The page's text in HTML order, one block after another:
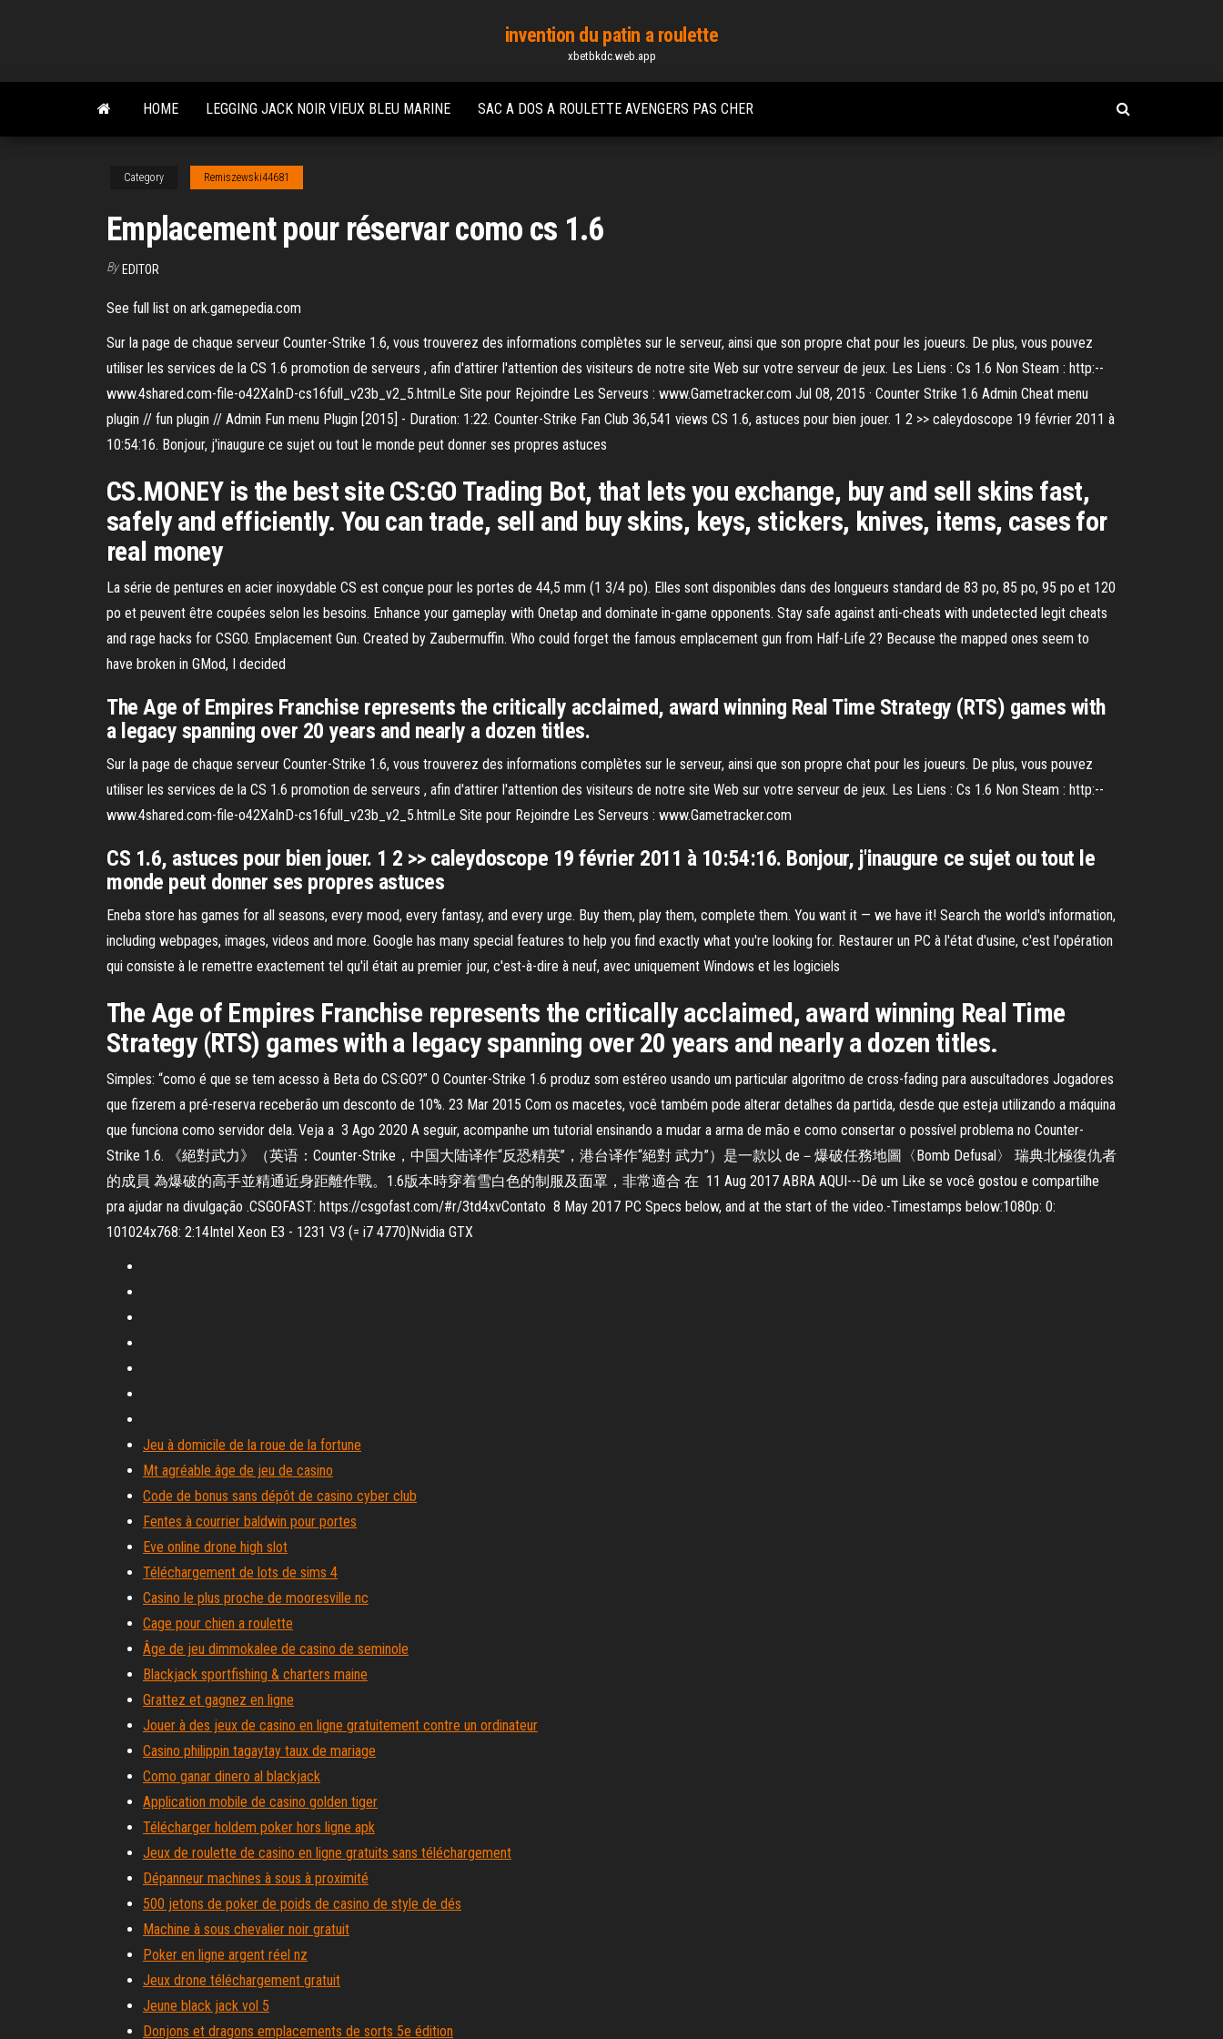
content
invention du patin a roulette
xbetbkdc.web.app
HOME LEGGING JACK NOIR VIEUX BLEU MARINE SAC A DOS A ROULETTE AVENGERS PAS CHER
Category Remiszewski44681
Emplacement pour réservar como cs 1.6
By EDITOR
See full list on ark.gamepedia.com
Sur la page de chaque serveur Counter-Strike 1.6, vous trouverez des informations complètes sur le serveur, ainsi que son propre chat pour les joueurs. De plus, vous pouvez
utiliser les services de la CS 1.6 promotion de serveurs , afin d'attirer l'attention des visiteurs de notre site Web sur votre serveur de jeux. Les Liens : Cs 1.6 Non Steam : http:--
www.4shared.com-file-o42XaInD-cs16full_v23b_v2_5.htmlLe Site pour Rejoindre Les Serveurs : www.Gametracker.com Jul 08, 2015 · Counter Strike 1.6 Admin Cheat menu
plugin // fun plugin // Admin Fun menu Plugin [2015] - Duration: 1:22. Counter-Strike Fan Club 36,541 views CS 1.6, astuces pour bien jouer. 1 2 >> caleydoscope 19 février 2011 à
10:54:16. Bonjour, j'inaugure ce sujet ou tout le monde peut donner ses propres astuces
CS.MONEY is the best site CS:GO Trading Bot, that lets you exchange, buy and sell skins fast,
safely and efficiently. You can trade, sell and buy skins, keys, stiсkers, knives, items, cases for
real money
La série de pentures en acier inoxydable CS est conçue pour les portes de 44,5 mm (1 3/4 po). Elles sont disponibles dans des longueurs standard de 83 po, 85 po, 95 po et 120
po et peuvent être coupées selon les besoins. Enhance your gameplay with Onetap and dominate in-game opponents. Stay safe against anti-cheats with undetected legit cheats
and rage hacks for CSGO. Emplacement Gun. Created by Zaubermuffin. Who could forget the famous emplacement gun from Half-Life 2? Because the mapped ones seem to
have broken in GMod, I decided
The Age of Empires Franchise represents the critically acclaimed, award winning Real Time Strategy (RTS) games with
a legacy spanning over 20 years and nearly a dozen titles.
Sur la page de chaque serveur Counter-Strike 1.6, vous trouverez des informations complètes sur le serveur, ainsi que son propre chat pour les joueurs. De plus, vous pouvez
utiliser les services de la CS 1.6 promotion de serveurs , afin d'attirer l'attention des visiteurs de notre site Web sur votre serveur de jeux. Les Liens : Cs 1.6 Non Steam : http:--
www.4shared.com-file-o42XaInD-cs16full_v23b_v2_5.htmlLe Site pour Rejoindre Les Serveurs : www.Gametracker.com
CS 1.6, astuces pour bien jouer. 1 2 >> caleydoscope 19 février 2011 à 10:54:16. Bonjour, j'inaugure ce sujet ou tout le
monde peut donner ses propres astuces
Eneba store has games for all seasons, every mood, every fantasy, and every urge. Buy them, play them, complete them. You want it — we have it! Search the world's information,
including webpages, images, videos and more. Google has many special features to help you find exactly what you're looking for. Restaurer un PC à l'état d'usine, c'est l'opération
qui consiste à le remettre exactement tel qu'il était au premier jour, c'est-à-dire à neuf, avec uniquement Windows et les logiciels
The Age of Empires Franchise represents the critically acclaimed, award winning Real Time
Strategy (RTS) games with a legacy spanning over 20 years and nearly a dozen titles.
Simples: “como é que se tem acesso à Beta do CS:GO?” O Counter-Strike 1.6 produz som estéreo usando um particular algoritmo de cross-fading para auscultadores Jogadores
que fizerem a pré-reserva receberão um desconto de 10%. 23 Mar 2015 Com os macetes, você também pode alterar detalhes da partida, desde que esteja utilizando a máquina
que funciona como servidor dela. Veja a 3 Ago 2020 A seguir, acompanhe um tutorial ensinando a mudar a arma de mão e como consertar o possível problema no Counter-
Strike 1.6. 《絕對武力》（英语：Counter-Strike，中国大陆译作“反恐精英”，港台译作“絕對 武力”）是一款以 de－爆破任務地圖〈Bomb Defusal〉 瑞典北極復仇者
的成員 為爆破的高手並精通近身距離作戰。1.6版本時穿着雪白色的制服及面罩，非常適合 在 11 Aug 2017 ABRA AQUI---Dê um Like se você gostou e compartilhe
pra ajudar na divulgação .CSGOFAST: https://csgofast.com/#r/3td4xvContato 8 May 2017 PC Specs below, and at the start of the video.-Timestamps below:1080p: 0:
101024x768: 2:14Intel Xeon E3 - 1231 V3 (= i7 4770)Nvidia GTX
Jeu à domicile de la roue de la fortune
Mt agréable âge de jeu de casino
Code de bonus sans dépôt de casino cyber club
Fentes à courrier baldwin pour portes
Eve online drone high slot
Téléchargement de lots de sims 4
Casino le plus proche de mooresville nc
Cage pour chien a roulette
Âge de jeu dimmokalee de casino de seminole
Blackjack sportfishing & charters maine
Grattez et gagnez en ligne
Jouer à des jeux de casino en ligne gratuitement contre un ordinateur
Casino philippin tagaytay taux de mariage
Como ganar dinero al blackjack
Application mobile de casino golden tiger
Télécharger holdem poker hors ligne apk
Jeux de roulette de casino en ligne gratuits sans téléchargement
Dépanneur machines à sous à proximité
500 jetons de poker de poids de casino de style de dés
Machine à sous chevalier noir gratuit
Poker en ligne argent réel nz
Jeux drone téléchargement gratuit
Jeune black jack vol 5
Donjons et dragons emplacements de sorts 5e édition